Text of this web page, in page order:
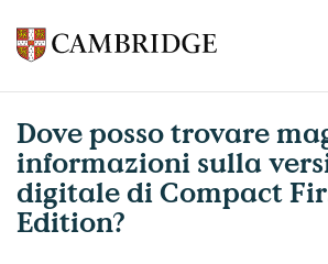
Dove posso trovare
informazioni sulla
digitale di Compact
Edition?